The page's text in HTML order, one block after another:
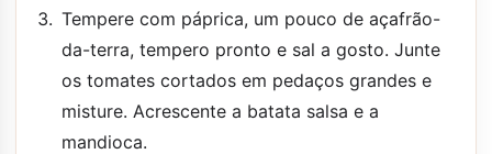
Tempere com páprica, um pouco de açafrão-
da-terra, tempero pronto e sal a gosto. Junte
os tomates cortados em pedaços grandes e
misture. Acrescente a batata salsa e a
mandioca.